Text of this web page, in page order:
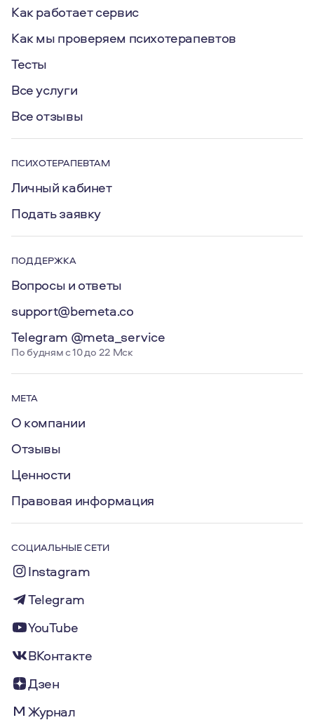
Как работает сервис
Как мы проверяем психотерапевтов
Тесты
Все услуги
Все отзывы
ПСИХОТЕРАПЕВТАМ
Личный кабинет
Подать заявку
ПОДДЕРЖКА
Вопросы и ответы
support@bemeta.co
Telegram @meta_service
По будням с 10 до 22 Мск
МЕТА
О компании
Отзывы
Ценности
Правовая информация
СОЦИАЛЬНЫЕ СЕТИ
Instagram
Telegram
YouTube
ВКонтакте
Дзен
Журнал